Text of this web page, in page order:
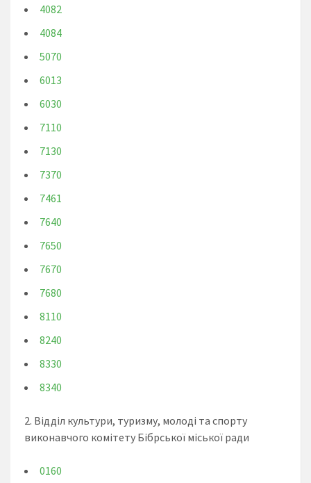
4082
4084
5070
6013
6030
7110
7130
7370
7461
7640
7650
7670
7680
8110
8240
8330
8340
2. Відділ культури, туризму, молоді та спорту
виконавчого комітету Бібрської міської ради
0160